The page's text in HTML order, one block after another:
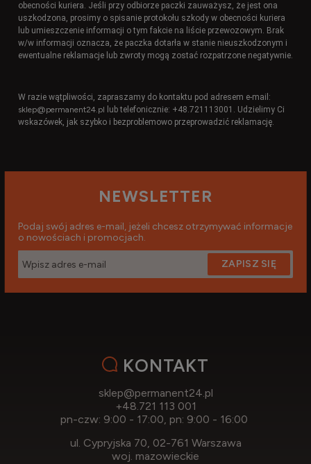
obecności kuriera. Jeśli przy odbiorze paczki zauważysz, że jest ona
uszkodzona, prosimy o spisanie protokołu szkody w obecności kuriera
lub umieszczenie informacji o tym fakcie na liście przewozowym. Brak
w/w informacji oznacza, że paczka dotarła w stanie nieuszkodzonym i
ewentualne reklamacje lub zwroty mogą zostać rozpatrzone negatywnie.
W razie wątpliwości, zapraszamy do kontaktu pod adresem e-mail:
sklep@permanent24.pl lub telefonicznie: +48.721113001. Udzielimy Ci
wskazówek, jak szybko i bezproblemowo przeprowadzić reklamację.
NEWSLETTER
Podaj swój adres e-mail, jeżeli chcesz otrzymywać informacje
o nowościach i promocjach.
ZAPISZ SIĘ
KONTAKT
sklep@permanent24.pl
+48.721 113 001
pn-czw: 9:00 - 17:00, pn: 9:00 - 16:00
ul. Cypryjska 70, 02-761 Warszawa
woj. mazowieckie